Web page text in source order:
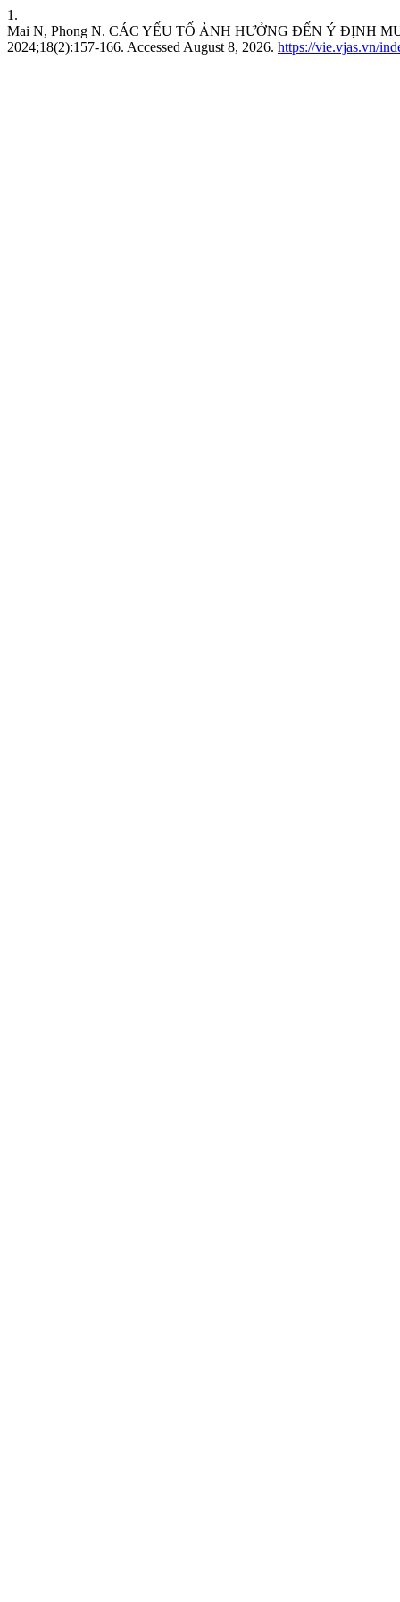
1.
Mai N, Phong N. CÁC YẾU TỐ ẢNH HƯỞNG ĐẾN Ý ĐỊNH
2024;18(2):157-166. Accessed August 8, 2026. https://vie.vjas.vn/